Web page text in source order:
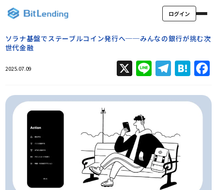
ログイン
ソラナ基盤でステーブルコイン発行へ──みんなの銀行が挑む次
世代金融
2025.07.09 X Line